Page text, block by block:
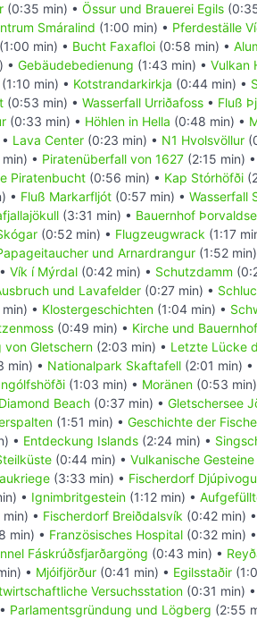
(0:35 min) • Össur und Brauerei Egils
Smáralind (1:00 min) • Pferdeställe
(1:00 min) • Bucht Faxafloi (0:58 min) •
• Gebäudebedienung (1:43 min) • Vulkan
(1:10 min) • Kotstrandarkirkja (0:44 min) •
(0:53 min) • Wasserfall Urriðafoss • Fluß
(0:33 min) • Höhlen in Hella (0:48 min) •
Lava Center (0:23 min) • N1 Hvolsvöllur
• Piratenüberfall von 1627 (2:15 min) •
Piratenbucht (0:56 min) • Kap Stórhöfði
• Fluß Markarfljót (0:57 min) • Wasserfall
(3:31 min) • Bauernhof
(0:52 min) • Flugzeugwrack (1:17
und Arnardrangur (1:52
• Vík í Mýrdal (0:42 min) • Schutzdamm
und Lavafelder (0:27 min) •
• Klostergeschichten (1:04 min) •
(0:49 min) • Kirche und
von Gletschern (2:03 min) • Letzte Lücke
min) • Nationalpark Skaftafell (2:01 min) •
(1:03 min) • Moränen (0:53
Diamond Beach (0:37 min) • Gletschersee
(1:51 min) • Geschichte der
• Entdeckung Islands (2:24 min) •
(0:44 min) • Vulkanische Gesteine
(3:33 min) • Fischerdorf
• Ignimbritgestein (1:12 min) •
• Fischerdorf Breiðdalsvík (0:42 min) •
min) • Französisches Hospital (0:32 min) •
Fáskrúðsfjarðargöng (0:43 min) •
• Mjóifjörður (0:41 min) • Egilsstaðir
Versuchsstation (0:31 min) •
Parlamentsgründung und Lögberg (2:55